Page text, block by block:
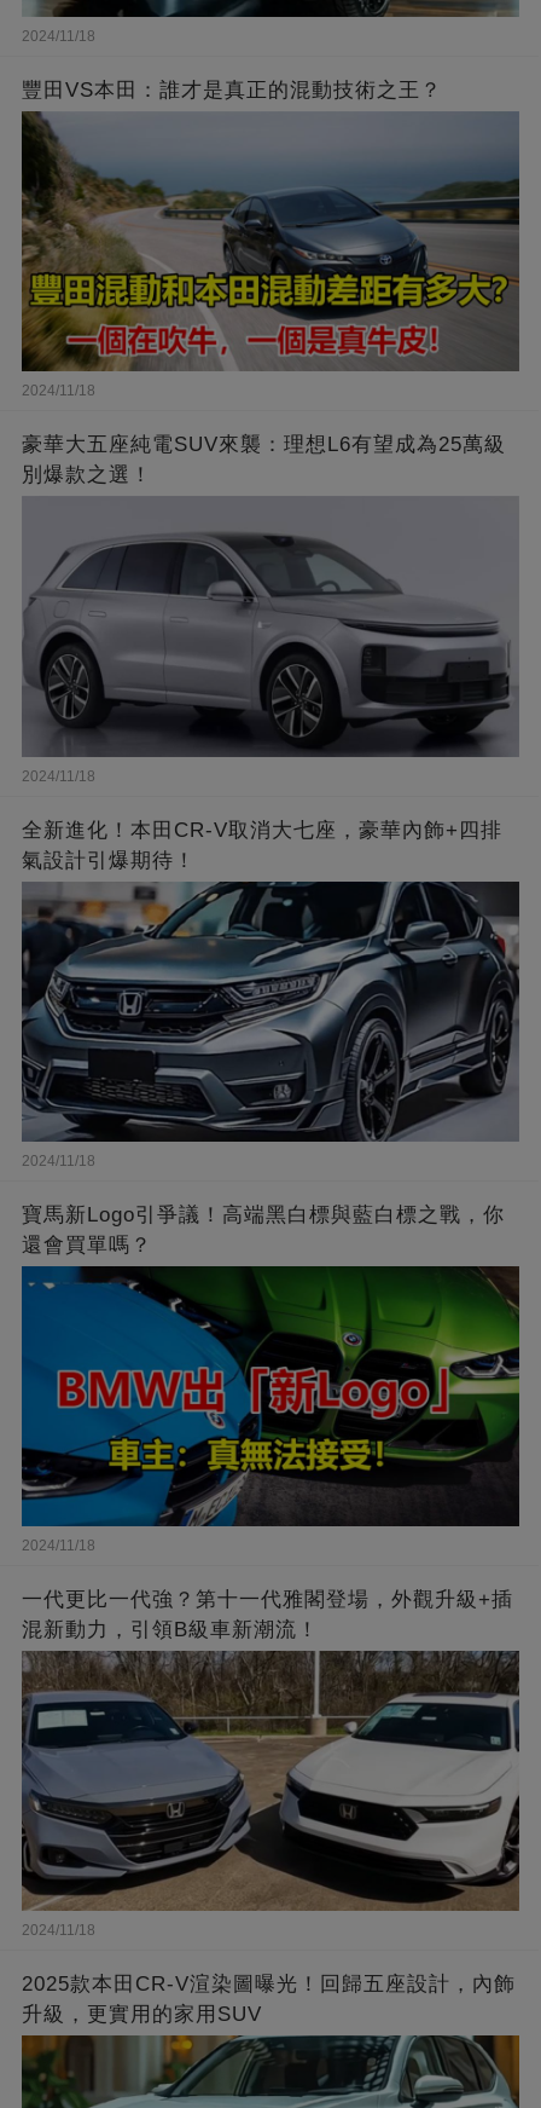
2024/11/18
豐田VS本田：誰才是真正的混動技術之王？
2024/11/18
豪華大五座純電SUV來襲：理想L6有望成為25萬級
別爆款之選！
2024/11/18
全新進化！本田CR-V取消大七座，豪華內飾+四排
氣設計引爆期待！
2024/11/18
寶馬新Logo引爭議！高端黑白標與藍白標之戰，你
還會買單嗎？
2024/11/18
一代更比一代強？第十一代雅閣登場，外觀升級+插
混新動力，引領B級車新潮流！
2024/11/18
2025款本田CR-V渲染圖曝光！回歸五座設計，內飾
升級，更實用的家用SUV